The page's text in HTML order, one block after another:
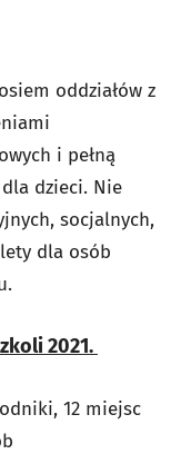
oddziałów z
i pełną
dzieci. Nie
socjalnych,
dla osób
2021.
12 miejsc